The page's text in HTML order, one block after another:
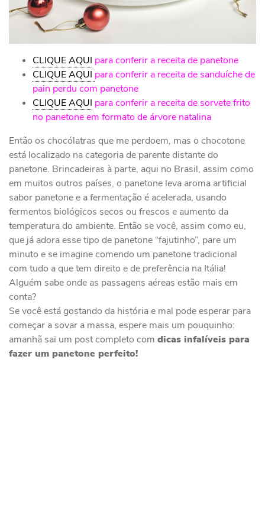
CLIQUE AQUI para conferir a receita de panetone
CLIQUE AQUI para conferir a receita de sanduíche de
pain perdu com panetone
CLIQUE AQUI para conferir a receita de sorvete frito
no panetone em formato de árvore natalina
Então os chocólatras que me perdoem, mas o chocotone
está localizado na categoria de parente distante do
panetone. Brincadeiras à parte, aqui no Brasil, assim como
em muitos outros países, o panetone leva aroma artificial
sabor panetone e a fermentação é acelerada, usando
fermentos biológicos secos ou frescos e aumento da
temperatura do ambiente. Então se você, assim como eu,
que já adora esse tipo de panetone “fajutinho”, pare um
minuto e se imagine comendo um panetone tradicional
com tudo a que tem direito e de preferência na Itália!
Alguém sabe onde as passagens aéreas estão mais em
conta?
Se você está gostando da história e mal pode esperar para
começar a sovar a massa, espere mais um pouquinho:
amanhã sai um post completo com dicas infalíveis para
fazer um panetone perfeito!